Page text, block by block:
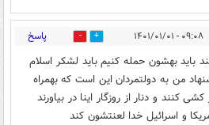
۰۹:۰۸ - ۱۴۰۱/۰۱/۰۱ 0 پاسخ
بهشون حمله کنیم باید لشکر اسلام
من به دولتمردان این است که بهمراه
کنند و دنار از روزگار اینا در بیاورند
و اسرائیل خدا لعنتشون کند